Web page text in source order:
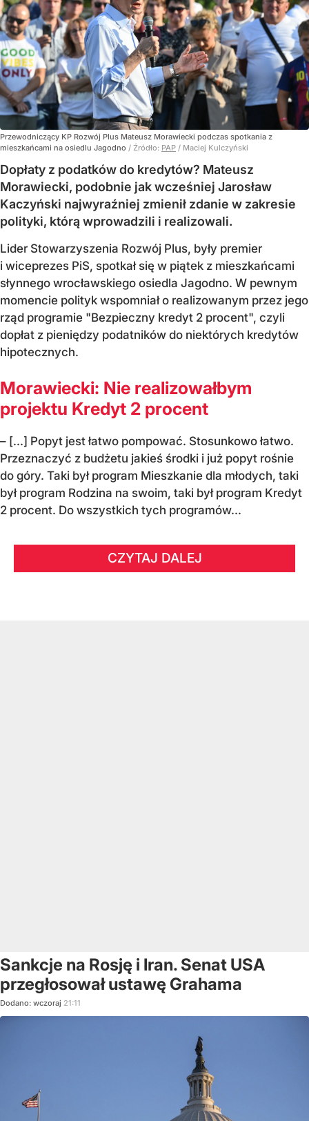
Przewodniczący KP Rozwój Plus Mateusz Morawiecki podczas spotkania z
mieszkańcami na osiedlu Jagodno / Źródło: PAP / Maciej Kulczyński
Dopłaty z podatków do kredytów? Mateusz
Morawiecki, podobnie jak wcześniej Jarosław
Kaczyński najwyraźniej zmienił zdanie w zakresie
polityki, którą wprowadzili i realizowali.
Lider Stowarzyszenia Rozwój Plus, były premier
i wiceprezes PiS, spotkał się w piątek z mieszkańcami
słynnego wrocławskiego osiedla Jagodno. W pewnym
momencie polityk wspomniał o realizowanym przez jego
rząd programie "Bezpieczny kredyt 2 procent", czyli
dopłat z pieniędzy podatników do niektórych kredytów
hipotecznych.
Morawiecki: Nie realizowałbym
projektu Kredyt 2 procent
– [...] Popyt jest łatwo pompować. Stosunkowo łatwo.
Przeznaczyć z budżetu jakieś środki i już popyt rośnie
do góry. Taki był program Mieszkanie dla młodych, taki
był program Rodzina na swoim, taki był program Kredyt
2 procent. Do wszystkich tych programów...
CZYTAJ DALEJ
Sankcje na Rosję i Iran. Senat USA
przegłosował ustawę Grahama
Dodano: wczoraj 21:11